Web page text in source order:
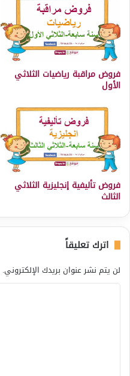
فروض مراقبة رياضيات الثلاثي
الأول
فروض تأليفية إنجليزية الثلاثي
الثالث
اترك تعليقاً
لن يتم نشر عنوان بريدك الإلكتروني.